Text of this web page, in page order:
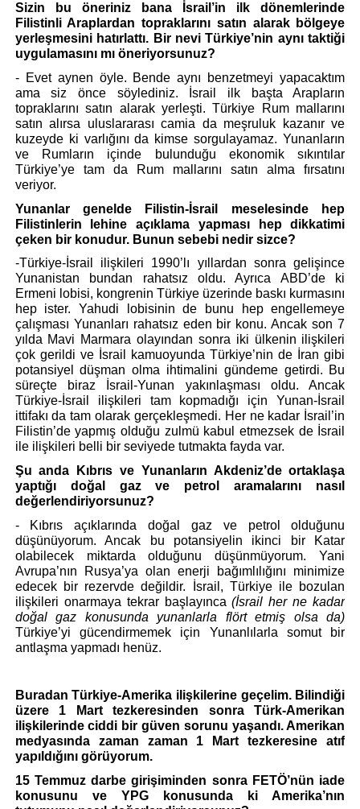
Sizin bu öneriniz bana İsrail’in ilk dönemlerinde
Filistinli Araplardan topraklarını satın alarak bölgeye
yerleşmesini hatırlattı. Bir nevi Türkiye’nin aynı taktiği
uygulamasını mı öneriyorsunuz?
- Evet aynen öyle. Bende aynı benzetmeyi yapacaktım
ama siz önce söylediniz. İsrail ilk başta Arapların
topraklarını satın alarak yerleşti. Türkiye Rum mallarını
satın alırsa uluslararası camia da meşruluk kazanır ve
kuzeyde ki varlığını da kimse sorgulayamaz. Yunanların
ve Rumların içinde bulunduğu ekonomik sıkıntılar
Türkiye’ye tam da Rum mallarını satın alma fırsatını
veriyor.
Yunanlar genelde Filistin-İsrail meselesinde hep
Filistinlerin lehine açıklama yapması hep dikkatimi
çeken bir konudur. Bunun sebebi nedir sizce?
-Türkiye-İsrail ilişkileri 1990’lı yıllardan sonra gelişince
Yunanistan bundan rahatsız oldu. Ayrıca ABD’de ki
Ermeni lobisi, kongrenin Türkiye üzerinde baskı kurmasını
hep ister. Yahudi lobisinin de bunu hep engellemeye
çalışması Yunanları rahatsız eden bir konu. Ancak son 7
yılda Mavi Marmara olayından sonra iki ülkenin ilişkileri
çok gerildi ve İsrail kamuoyunda Türkiye’nin de İran gibi
potansiyel düşman olma ihtimalini gündeme getirdi. Bu
süreçte biraz İsrail-Yunan yakınlaşması oldu. Ancak
Türkiye-İsrail ilişkileri tam kopmadığı için Yunan-İsrail
ittifakı da tam olarak gerçekleşmedi. Her ne kadar İsrail’in
Filistin’de yapmış olduğu zulmü kabul etmezsek de İsrail
ile ilişkileri belli bir seviyede tutmakta fayda var.
Şu anda Kıbrıs ve Yunanların Akdeniz’de ortaklaşa
yaptığı doğal gaz ve petrol aramalarını nasıl
değerlendiriyorsunuz?
- Kıbrıs açıklarında doğal gaz ve petrol olduğunu
düşünüyorum. Ancak bu potansiyelin ikinci bir Katar
olabilecek miktarda olduğunu düşünmüyorum. Yani
Avrupa’nın Rusya’ya olan enerji bağımlılığını minimize
edecek bir rezervde değildir. İsrail, Türkiye ile bozulan
ilişkileri onarmaya tekrar başlayınca (İsrail her ne kadar
doğal gaz konusunda yunanlarla flört etmiş olsa da)
Türkiye’yi gücendirmemek için Yunanlılarla somut bir
antlaşma yapmadı henüz.
Buradan Türkiye-Amerika ilişkilerine geçelim. Bilindiği
üzere 1 Mart tezkeresinden sonra Türk-Amerikan
ilişkilerinde ciddi bir güven sorunu yaşandı. Amerikan
medyasında zaman zaman 1 Mart tezkeresine atıf
yapıldığını görüyorum.
15 Temmuz darbe girişiminden sonra FETÖ’nün iade
konusunu ve YPG konusunda ki Amerika’nın